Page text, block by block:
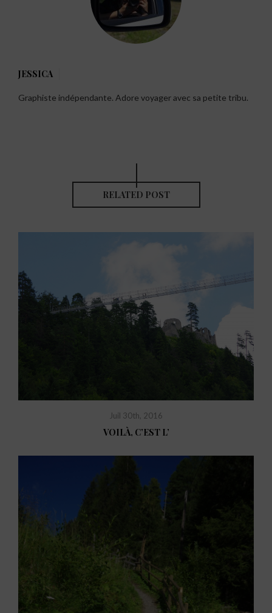
JESSICA
Graphiste indépendante. Adore voyager avec sa petite tribu.
RELATED POST
Juil 30th, 2016
VOILÀ, C’EST L’